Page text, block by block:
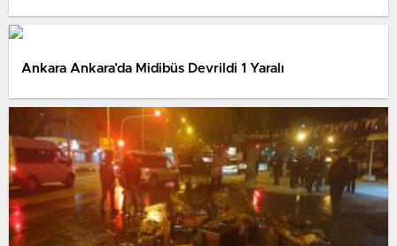
Ankara Ankara’da Midibüs Devrildi 1 Yaralı